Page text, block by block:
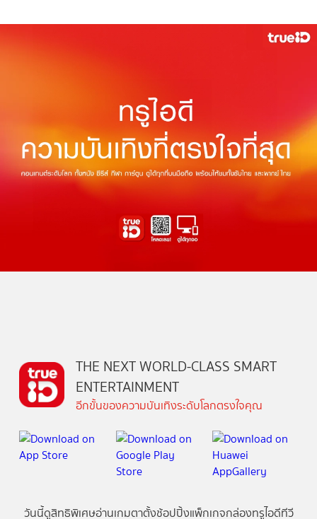
THE NEXT WORLD-CLASS SMART
ENTERTAINMENT
อีกขั้นของความบันเทิงระดับโลกตรงใจคุณ
วันนี้ดูสิทธิพิเศษอ่านเกมตาตั้งช้อปปิ้งแพ็กเกจกล่องทรูไอดีทีวี